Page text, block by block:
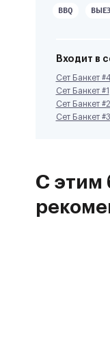
BBQ
Входит в
Сет Банкет #4
Сет Банкет #1
Сет Банкет #2
Сет Банкет #3
С этим